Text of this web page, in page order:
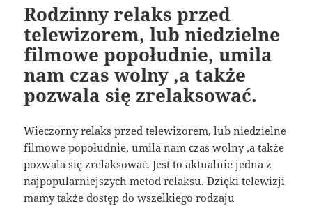
Rodzinny relaks przed
telewizorem, lub niedzielne
filmowe popołudnie, umila
nam czas wolny ,a także
pozwala się zrelaksować.
Wieczorny relaks przed telewizorem, lub niedzielne
filmowe popołudnie, umila nam czas wolny ,a także
pozwala się zrelaksować. Jest to aktualnie jedna z
najpopularniejszych metod relaksu. Dzięki telewizji
mamy także dostęp do wszelkiego rodzaju